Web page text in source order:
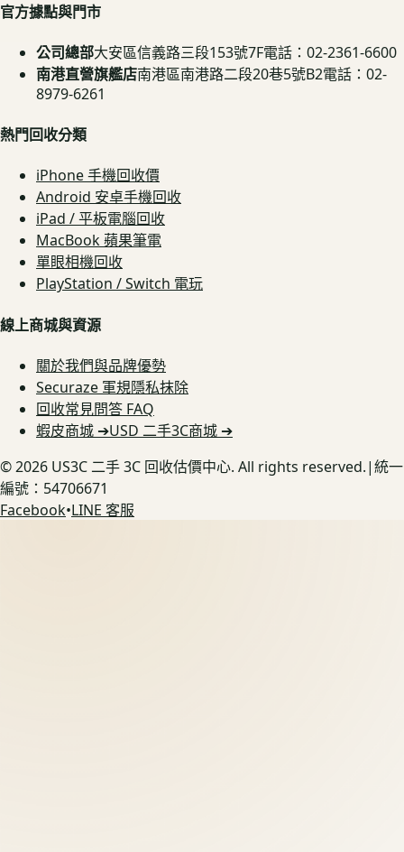
官方據點與門市
公司總部大安區信義路三段153號7F電話：02-2361-6600
南港直營旗艦店南港區南港路二段20巷5號B2電話：02-
8979-6261
熱門回收分類
iPhone 手機回收價
Android 安卓手機回收
iPad / 平板電腦回收
MacBook 蘋果筆電
單眼相機回收
PlayStation / Switch 電玩
線上商城與資源
關於我們與品牌優勢
Securaze 軍規隱私抹除
回收常見問答 FAQ
蝦皮商城 ➔USD 二手3C商城 ➔
©2026 US3C 二手 3C 回收估價中心. All rights reserved.|統一
編號：54706671
Facebook•LINE 客服